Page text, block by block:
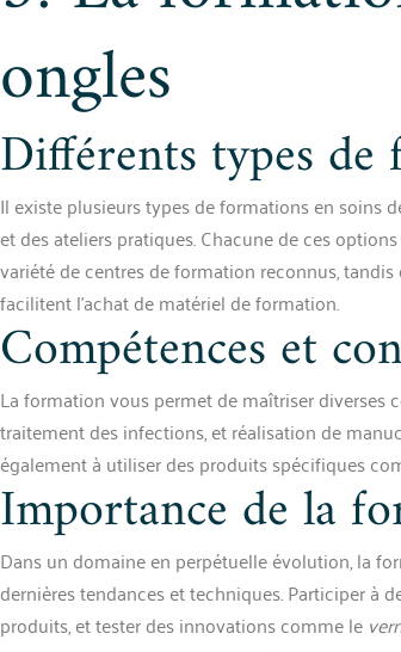
ongles
Différents types
Il existe plusieurs types de formations en soins
et des ateliers pratiques. Chacune de ces
variété de centres de formation reconnus,
facilitent l’achat de matériel de formation.
Compétences et
La formation vous permet de maîtriser diverses
traitement des infections, et réalisation de
également à utiliser des produits spécifiques
Importance de la
Dans un domaine en perpétuelle évolution, la
dernières tendances et techniques. Participer à
produits, et tester des innovations comme le